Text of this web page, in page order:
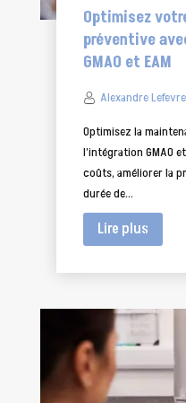
Optimisez
préventive
GMAO et EAM
Alexandre Lefevre
Optimisez la
l’intégration GMAO
coûts, améliorer la
durée de...
Lire plus